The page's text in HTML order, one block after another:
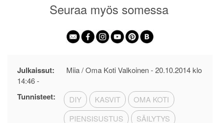
Seuraa myös somessa
Julkaissut: Miia / Oma Koti Valkoinen -20.10.2014 klo
14:46-
Tunnisteet: DIY KASVIT
OMA KOTI
PIENSISUSTUS
SÄILYTYS